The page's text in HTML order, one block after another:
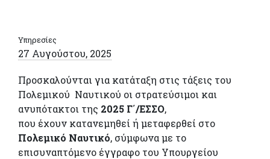
Υπηρεσίες
27 Αυγούστου, 2025
Προσκαλούνται για κατάταξη στις τάξεις του
Πολεμικού Ναυτικού οι στρατεύσιμοι και
ανυπότακτοι της 2025 Γ΄/ΕΣΣΟ,
που έχουν κατανεμηθεί ή μεταφερθεί στο
Πολεμικό Ναυτικό, σύμφωνα με το
επισυναπτόμενο έγγραφο του Υπουργείου